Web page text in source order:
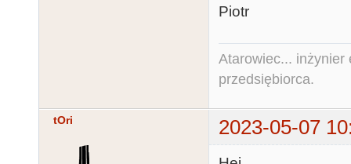
Piotr
Atarowiec... inżynier
przedsiębiorca.
tOri 2023-05-07